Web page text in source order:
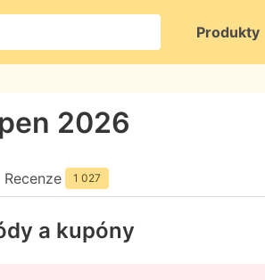
Produkty
2026
Recenze 1 027
a kupóny